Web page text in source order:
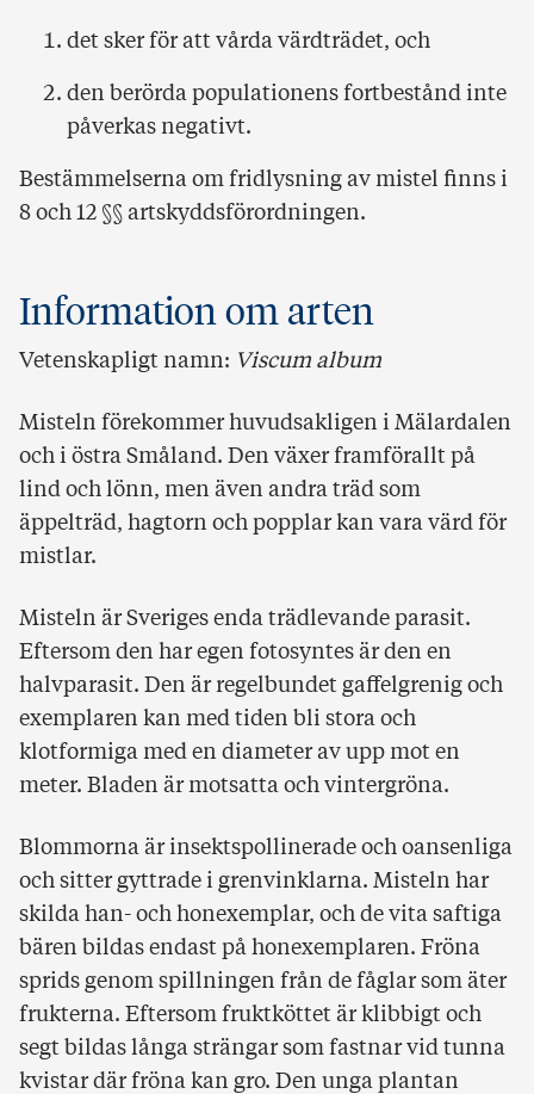
det sker för att vårda värdträdet, och
den berörda populationens fortbestånd inte
påverkas negativt.
Bestämmelserna om fridlysning av mistel finns i
8 och 12 §§ artskyddsförordningen.
Information om arten
Vetenskapligt namn: Viscum album
Misteln förekommer huvudsakligen i Mälardalen
och i östra Småland. Den växer framförallt på
lind och lönn, men även andra träd som
äppelträd, hagtorn och popplar kan vara värd för
mistlar.
Misteln är Sveriges enda trädlevande parasit.
Eftersom den har egen fotosyntes är den en
halvparasit. Den är regelbundet gaffelgrenig och
exemplaren kan med tiden bli stora och
klotformiga med en diameter av upp mot en
meter. Bladen är motsatta och vintergröna.
Blommorna är insektspollinerade och oansenliga
och sitter gyttrade i grenvinklarna. Misteln har
skilda han- och honexemplar, och de vita saftiga
bären bildas endast på honexemplaren. Fröna
sprids genom spillningen från de fåglar som äter
frukterna. Eftersom fruktköttet är klibbigt och
segt bildas långa strängar som fastnar vid tunna
kvistar där fröna kan gro. Den unga plantan